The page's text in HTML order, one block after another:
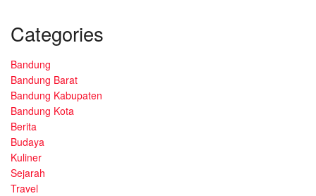
Categories
Bandung
Bandung Barat
Bandung Kabupaten
Bandung Kota
Berita
Budaya
Kuliner
Sejarah
Travel